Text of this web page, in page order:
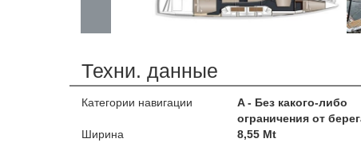
Техни. данные
Категории навигации
A - Без какого-либо
ограничения от
Ширина 8,55 Mt